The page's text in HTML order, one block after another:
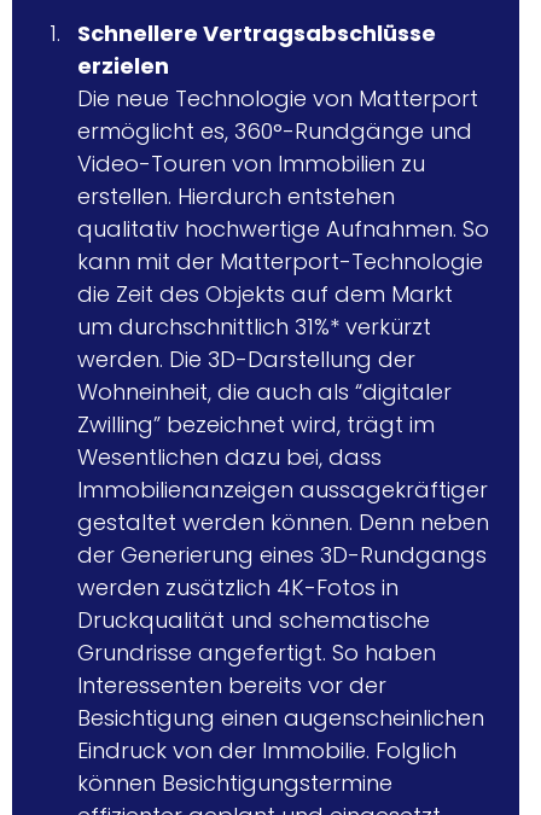
Schnellere Vertragsabschlüsse
erzielen
Die neue Technologie von Matterport
ermöglicht es, 360°-Rundgänge und
Video-Touren von Immobilien zu
erstellen. Hierdurch entstehen
qualitativ hochwertige Aufnahmen. So
kann mit der Matterport-Technologie
die Zeit des Objekts auf dem Markt
um durchschnittlich 31%* verkürzt
werden. Die 3D-Darstellung der
Wohneinheit, die auch als “digitaler
Zwilling” bezeichnet wird, trägt im
Wesentlichen dazu bei, dass
Immobilienanzeigen aussagekräftiger
gestaltet werden können. Denn neben
der Generierung eines 3D-Rundgangs
werden zusätzlich 4K-Fotos in
Druckqualität und schematische
Grundrisse angefertigt. So haben
Interessenten bereits vor der
Besichtigung einen augenscheinlichen
Eindruck von der Immobilie. Folglich
können Besichtigungstermine